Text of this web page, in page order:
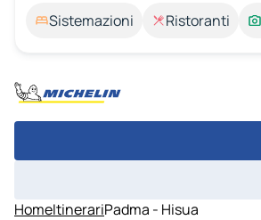
Sistemazioni Ristoranti
HomeItinerariPadma - Hisua